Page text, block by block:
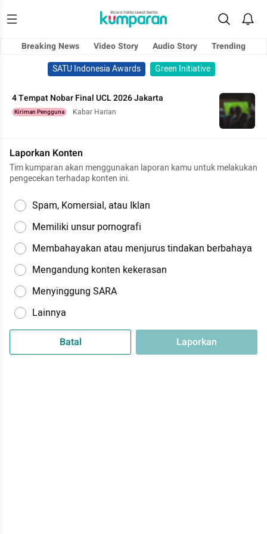
Breaking News Video Story Audio Story
Trending
SATU Indonesia Awards
Green Initiative
4 Tempat Nobar Final UCL 2026 Jakarta
Kiriman Pengguna Kabar Harian
Laporkan Konten
Tim kumparan akan menggunakan laporan kamu untuk melakukan
pengecekan terhadap konten ini.
Spam, Komersial, atau Iklan
Memiliki unsur pornografi
Membahayakan atau menjurus tindakan berbahaya
Mengandung konten kekerasan
Menyinggung SARA
Lainnya
Batal Laporkan